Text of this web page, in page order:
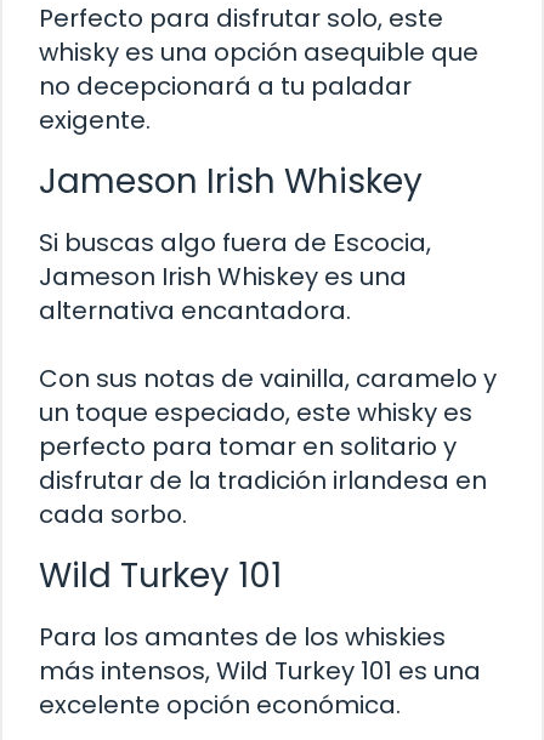
Perfecto para disfrutar solo, este
whisky es una opción asequible que
no decepcionará a tu paladar
exigente.
Jameson Irish Whiskey
Si buscas algo fuera de Escocia,
Jameson Irish Whiskey es una
alternativa encantadora.
Con sus notas de vainilla, caramelo y
un toque especiado, este whisky es
perfecto para tomar en solitario y
disfrutar de la tradición irlandesa en
cada sorbo.
Wild Turkey 101
Para los amantes de los whiskies
más intensos, Wild Turkey 101 es una
excelente opción económica.